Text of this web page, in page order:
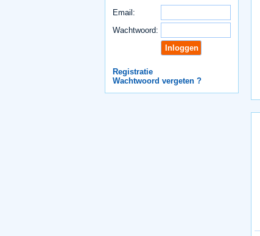
Email:
Wachtwoord:
Registratie
Wachtwoord vergeten ?